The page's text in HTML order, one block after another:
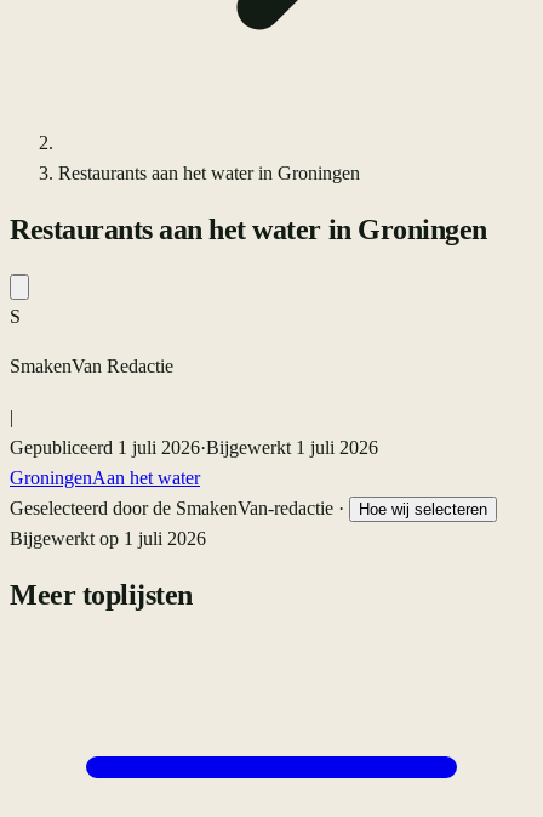
Restaurants aan het water in Groningen
Restaurants aan het water in Groningen
S
SmakenVan Redactie
|
Gepubliceerd 1 juli 2026·Bijgewerkt 1 juli 2026
GroningenAan het water
Geselecteerd door de SmakenVan-redactie ·
Hoe wij selecteren
Bijgewerkt op 1 juli 2026
Meer toplijsten